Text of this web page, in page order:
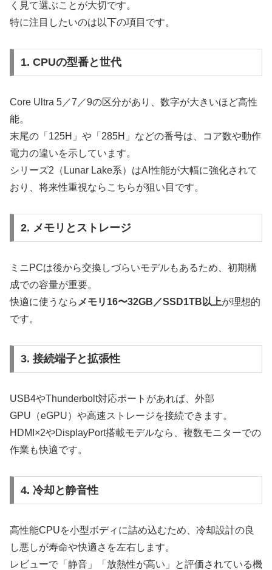
く見て選ぶことが大切です。
特に注目したいのは以下の項目です。
1. CPUの型番と世代
Core Ultra 5／7／9の区分があり、数字が大きいほど高性
能。
末尾の「125H」や「285H」などの番号は、コア数や動作
電力の違いを示しています。
シリーズ2（Lunar Lake系）はAI性能が大幅に強化されて
おり、将来性重視ならこちらが狙い目です。
2. メモリとストレージ
ミニPCは後から交換しづらいモデルもあるため、初期構
成での容量が重要。
快適に使うなら メモリ16〜32GB／SSD1TB以上が理想的
です。
3. 接続端子と拡張性
USB4やThunderbolt対応ポートがあれば、外部
GPU（eGPU）や高速ストレージを接続できます。
HDMI×2やDisplayPort搭載モデルなら、複数モニターでの
作業も快適です。
4. 冷却と静音性
高性能CPUを小型ボディに詰め込むため、冷却設計の良
し悪しが寿命や快適さを左右します。
レビューで「静音」「放熱性が高い」と評価されている機